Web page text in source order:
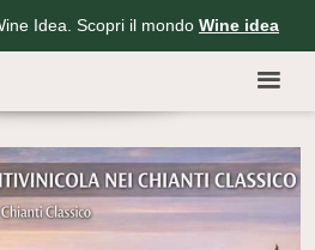
Idea. Scopri il mondo Wine idea